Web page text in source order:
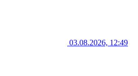
03.08.2026, 12:49